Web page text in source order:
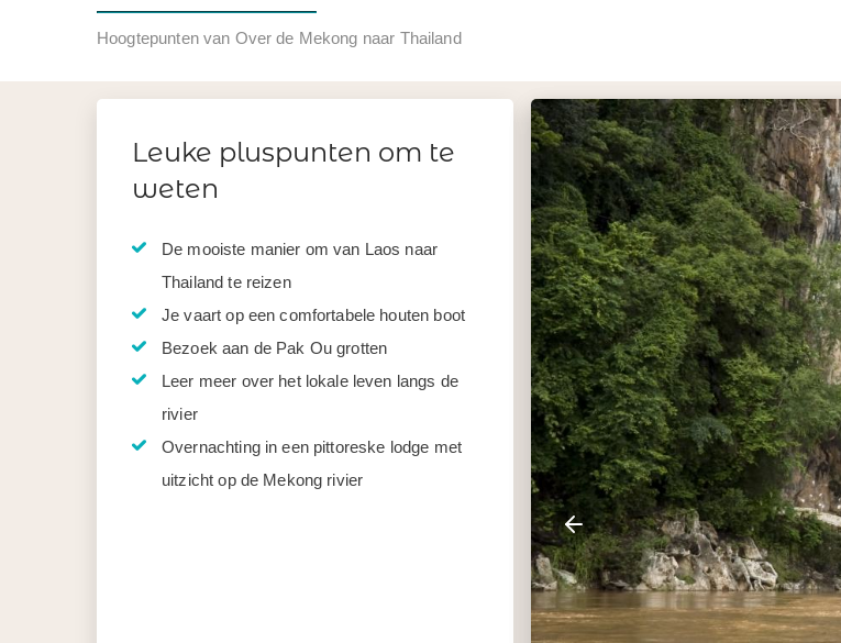
Hoogtepunten van Over de Mekong naar Thailand
Leuke pluspunten om te
weten
De mooiste manier om van Laos naar
Thailand te reizen
Je vaart op een comfortabele houten boot
Bezoek aan de Pak Ou grotten
Leer meer over het lokale leven langs de
rivier
Overnachting in een pittoreske lodge met
uitzicht op de Mekong rivier